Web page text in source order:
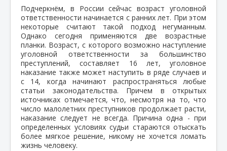
Подчеркнём, в России сейчас возраст уголовной
ответственности начинается с ранних лет. При этом
некоторые считают такой подход негуманным.
Однако сегодня применяются две возрастные
планки. Возраст, с которого возможно наступление
уголовной ответственности за большинство
преступлений, составляет 16 лет, уголовное
наказание также может наступить в ряде случаев и
с 14, когда начинают распространяться любые
статьи законодательства. Причем в открытых
источниках отмечается, что, несмотря на то, что
число малолетних преступников продолжает расти,
наказание следует не всегда. Причина одна - при
определенных условиях судьи стараются отыскать
более мягкое решение, никому не хочется ломать
жизнь человеку.